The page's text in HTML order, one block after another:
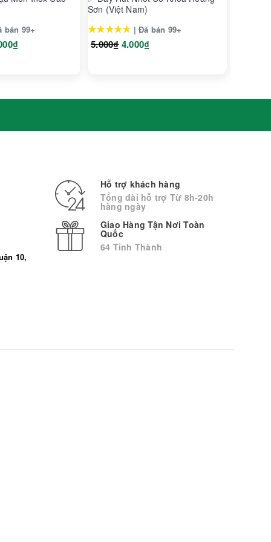
bán 99+
Sơn (Việt Nam)
★★★★★ | Đã bán 99+
5.000₫ 4.000₫
10,
Hỗ trợ khách hàng
Tổng đài hỗ trợ Từ 8h-20h
hàng ngày
Giao Hàng Tận Nơi Toàn
Quốc
64 Tỉnh Thành